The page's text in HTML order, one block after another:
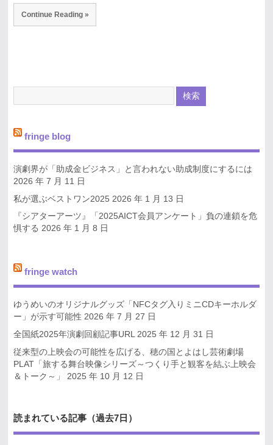
Continue Reading »
fringe blog
演劇界が「助成金ビジネス」と言われない助成制度にするには
2026 年 7 月 11 日
私が選ぶベストワン2025 2026 年 1 月 13 日
『シアターアーツ』「2025AICT会員アンケート」負の連鎖を危
惧する 2026 年 1 月 8 日
fringe watch
ゆうめいのオリジナルグッズ「NFCタグ入りミニCDキーホルダ
ー」が示す可能性 2026 年 7 月 27 日
全国紙2025年演劇回顧記事URL
2025 年 12 月 31 日
従来型の上映会の可能性を広げる、穂の国とよはし芸術劇場
PLAT「旅する舞台映像シリーズ～つくり手と観客を結ぶ上映会
＆トーク～」
2025 年 10 月 12 日
読まれている記事（過去7日）